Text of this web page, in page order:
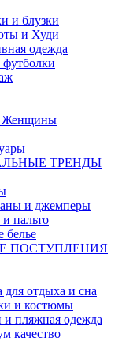
и блузки
и Худи
одежда
Женщины
ТРЕНДЫ
и джемперы
пальто
белье
ПОСТУПЛЕНИЯ
отдыха и сна
и костюмы
и пляжная одежда
качество